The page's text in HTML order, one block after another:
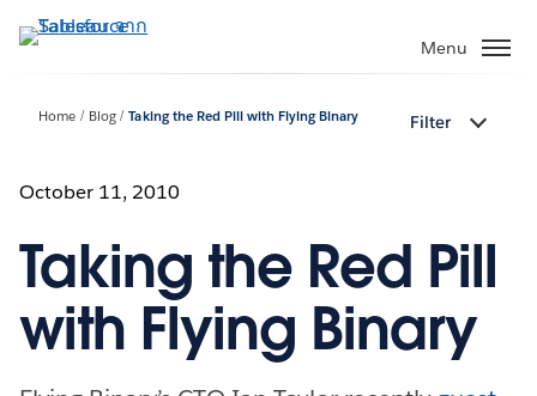
ไป
Menu
Home Blog Taking the Red Pill with Flying Binary Filter
October 11, 2010
Taking the Red Pill
with Flying Binary